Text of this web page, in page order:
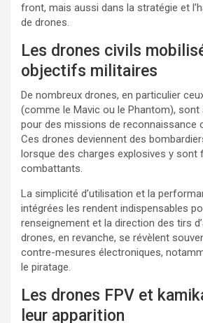
front, mais aussi dans la stratégie et
de drones.
Les drones civils
objectifs militaires
De nombreux drones, en particulier
(comme le Mavic ou le Phantom),
pour des missions de reconnaissance
Ces drones deviennent des
lorsque des charges explosives y sont
combattants.
La simplicité d’utilisation et la
intégrées les rendent indispensables
renseignement et la direction des tirs
drones, en revanche, se révèlent
contre-mesures électroniques,
le piratage.
Les drones FPV et
leur apparition